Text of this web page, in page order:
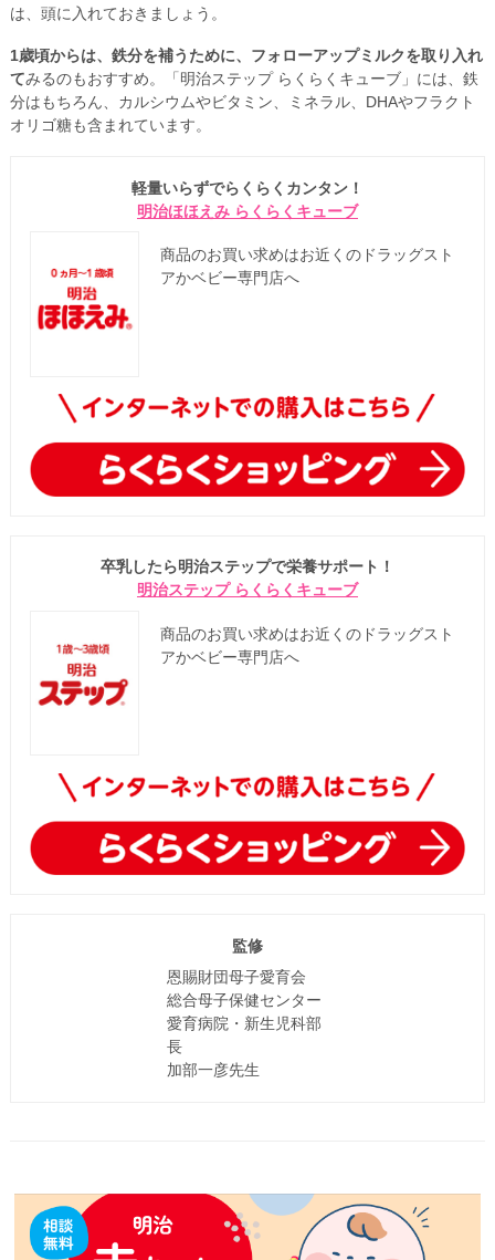
は、頭に入れておきましょう。
1歳頃からは、鉄分を補うために、フォローアップミルクを取り入れ
てみるのもおすすめ。「明治ステップ らくらくキューブ」には、鉄
分はもちろん、カルシウムやビタミン、ミネラル、DHAやフラクト
オリゴ糖も含まれています。
軽量いらずでらくらくカンタン！
明治ほほえみ らくらくキューブ
商品のお買い求めはお近くのドラッグスト
アかベビー専門店へ
卒乳したら明治ステップで栄養サポート！
明治ステップ らくらくキューブ
商品のお買い求めはお近くのドラッグスト
アかベビー専門店へ
監修
恩賜財団母子愛育会
総合母子保健センター
愛育病院・新生児科部
長
加部一彦先生